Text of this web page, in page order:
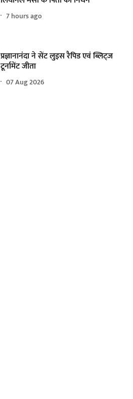
7 hours ago
प्रज्ञानानंदा ने सेंट लुइस रैपिड एवं ब्लिट्ज
टूर्नामेंट जीता
07 Aug 2026